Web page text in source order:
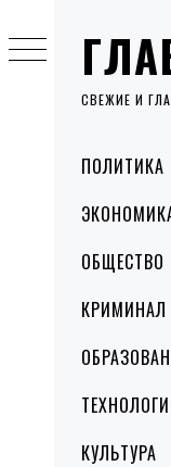
СВЕЖИЕ И
MenuПОЛИТИКА
ОБЩЕСТВО
КРИМИНАЛ
КУЛЬТУРА
to
content